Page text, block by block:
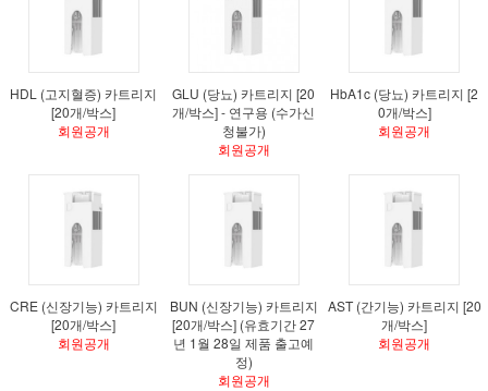
HDL (고지혈증) 카트리지
[20개/박스]
회원공개
GLU (당뇨) 카트리지 [20
개/박스] - 연구용 (수가신
청불가)
회원공개
HbA1c (당뇨) 카트리지 [2
0개/박스]
회원공개
CRE (신장기능) 카트리지
[20개/박스]
회원공개
BUN (신장기능) 카트리지
[20개/박스] (유효기간 27
년 1월 28일 제품 출고예
정)
회원공개
AST (간기능) 카트리지 [20
개/박스]
회원공개